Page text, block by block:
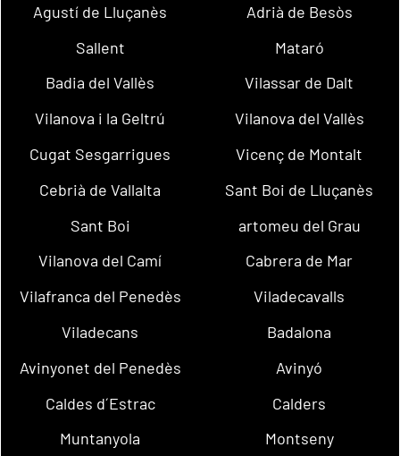
Agustí de Lluçanès
Adrià de Besòs
Sallent
Mataró
Badia del Vallès
Vilassar de Dalt
Vilanova i la Geltrú
Vilanova del Vallès
Cugat Sesgarrigues
Vicenç de Montalt
Cebrià de Vallalta
Sant Boi de Lluçanès
Sant Boi
artomeu del Grau
Vilanova del Camí
Cabrera de Mar
Vilafranca del Penedès
Viladecavalls
Viladecans
Badalona
Avinyonet del Penedès
Avinyó
Caldes d´Estrac
Calders
Muntanyola
Montseny